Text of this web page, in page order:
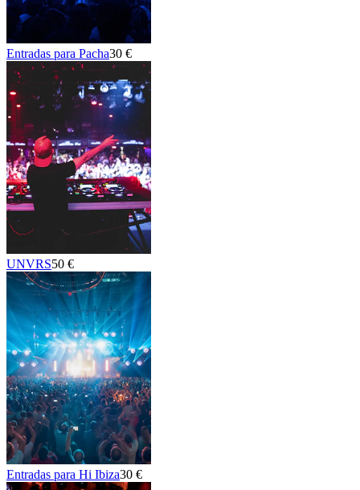
Entradas para Pacha30 €
UNVRS50 €
Entradas para Hi Ibiza30 €